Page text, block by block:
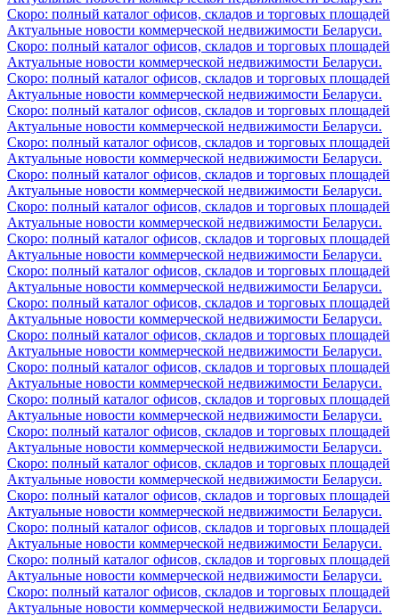
Скоро: полный каталог офисов, складов и торговых площадей
Актуальные новости коммерческой недвижимости Беларуси.
Скоро: полный каталог офисов, складов и торговых площадей
Актуальные новости коммерческой недвижимости Беларуси.
Скоро: полный каталог офисов, складов и торговых площадей
Актуальные новости коммерческой недвижимости Беларуси.
Скоро: полный каталог офисов, складов и торговых площадей
Актуальные новости коммерческой недвижимости Беларуси.
Скоро: полный каталог офисов, складов и торговых площадей
Актуальные новости коммерческой недвижимости Беларуси.
Скоро: полный каталог офисов, складов и торговых площадей
Актуальные новости коммерческой недвижимости Беларуси.
Скоро: полный каталог офисов, складов и торговых площадей
Актуальные новости коммерческой недвижимости Беларуси.
Скоро: полный каталог офисов, складов и торговых площадей
Актуальные новости коммерческой недвижимости Беларуси.
Скоро: полный каталог офисов, складов и торговых площадей
Актуальные новости коммерческой недвижимости Беларуси.
Скоро: полный каталог офисов, складов и торговых площадей
Актуальные новости коммерческой недвижимости Беларуси.
Скоро: полный каталог офисов, складов и торговых площадей
Актуальные новости коммерческой недвижимости Беларуси.
Скоро: полный каталог офисов, складов и торговых площадей
Актуальные новости коммерческой недвижимости Беларуси.
Скоро: полный каталог офисов, складов и торговых площадей
Актуальные новости коммерческой недвижимости Беларуси.
Скоро: полный каталог офисов, складов и торговых площадей
Актуальные новости коммерческой недвижимости Беларуси.
Скоро: полный каталог офисов, складов и торговых площадей
Актуальные новости коммерческой недвижимости Беларуси.
Скоро: полный каталог офисов, складов и торговых площадей
Актуальные новости коммерческой недвижимости Беларуси.
Скоро: полный каталог офисов, складов и торговых площадей
Актуальные новости коммерческой недвижимости Беларуси.
Скоро: полный каталог офисов, складов и торговых площадей
Актуальные новости коммерческой недвижимости Беларуси.
Скоро: полный каталог офисов, складов и торговых площадей
Актуальные новости коммерческой недвижимости Беларуси.